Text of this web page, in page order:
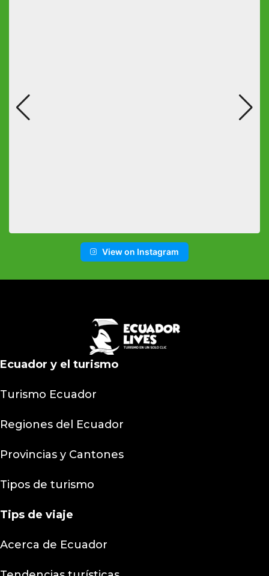
View on Instagram
Ecuador y el turismo
Turismo Ecuador
Regiones del Ecuador
Provincias y Cantones
Tipos de turismo
Tips de viaje
Acerca de Ecuador